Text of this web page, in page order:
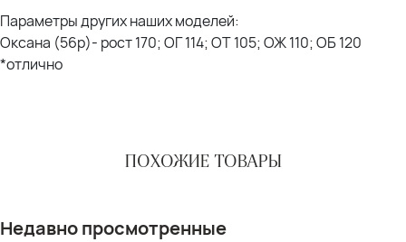
Параметры других наших моделей:
Оксана (56р)- рост 170; ОГ 114; ОТ 105; ОЖ 110; ОБ 120
*отлично
ПОХОЖИЕ ТОВАРЫ
Недавно просмотренные